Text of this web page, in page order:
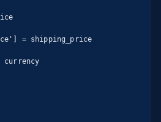
= shipping_price